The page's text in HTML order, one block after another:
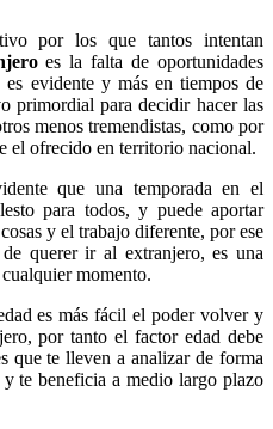
por los que tantos intentan
es la falta de oportunidades
evidente y más en tiempos de
primordial para decidir hacer las
menos tremendistas, como por
el ofrecido en territorio nacional.
que una temporada en el
para todos, y puede aportar
y el trabajo diferente, por ese
querer ir al extranjero, es una
momento.
es más fácil el poder volver y
por tanto el factor edad debe
que te lleven a analizar de forma
te beneficia a medio largo plazo